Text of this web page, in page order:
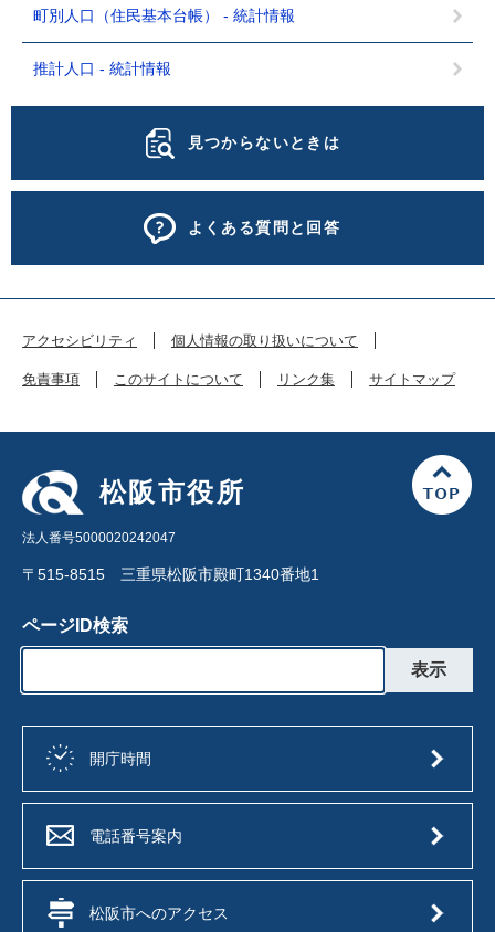
町別人口（住民基本台帳） - 統計情報
推計人口 - 統計情報
見つからないときは
よくある質問と回答
アクセシビリティ 個人情報の取り扱いについて
免責事項 このサイトについて リンク集 サイトマップ
松阪市役所
法人番号5000020242047
〒515-8515 三重県松阪市殿町1340番地1
ページID検索
開庁時間
電話番号案内
松阪市へのアクセス